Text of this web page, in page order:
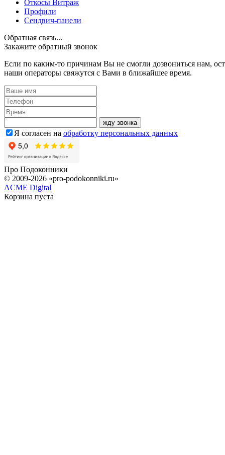
Откосы Витраж
Профили
Сендвич-панели
Обратная связь...
Закажите обратный звонок
Если по каким-то причинам Вы не смогли дозвониться нам,
наши операторы свяжутся с Вами в ближайшее время.
жду звонка
Я согласен на обработку персональных данных
Про Подоконники
© 2009-2026 «pro-podokonniki.ru»
ACME Digital
Корзина пуста